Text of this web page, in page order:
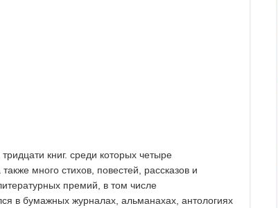
книг. среди которых четыре
много стихов, повестей, рассказов и
премий, в том числе
в бумажных журналах, альманахах, антологиях